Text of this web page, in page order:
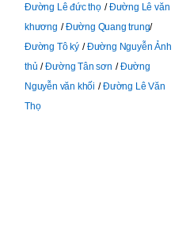
Đường Lê đức thọ
Đường Lê văn
khương
Đường Quang trung
Đường Tô ký
Đường Nguyễn Ảnh
thủ
Đường Tân sơn
Đường
Nguyễn văn khối
Đường Lê Văn
Thọ